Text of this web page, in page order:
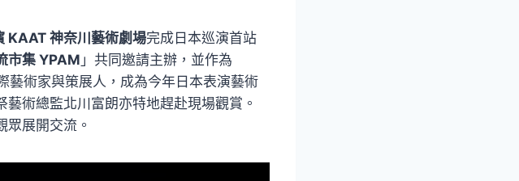
KAAT 神奈川藝術劇場完成日本巡演首站
市集 YPAM 」共同邀請主辦，並作為
藝術家與策展人，成為今年日本表演藝術
術總監北川富朗亦特地趕赴現場觀賞。
展開交流。